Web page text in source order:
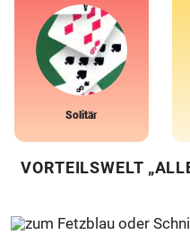
Solitär
VORTEILSWELT